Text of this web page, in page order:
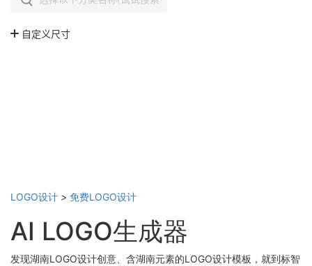
LOGO设计 > 免费LOGO设计
AI LOGO生成器
发现湖南LOGO设计创意、含湖南元素的LOGO设计模板，就到标智